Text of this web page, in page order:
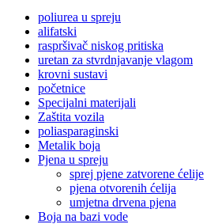
poliurea u spreju
alifatski
raspršivač niskog pritiska
uretan za stvrdnjavanje vlagom
krovni sustavi
početnice
Specijalni materijali
Zaštita vozila
poliasparaginski
Metalik boja
Pjena u spreju
sprej pjene zatvorene ćelije
pjena otvorenih ćelija
umjetna drvena pjena
Boja na bazi vode